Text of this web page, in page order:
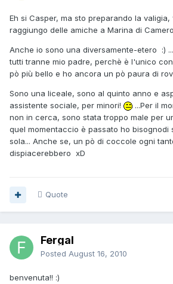
Eh si Casper, ma sto preparando la
raggiungo delle amiche a Marina di
Anche io sono una diversamente-etero :)
tutti tranne mio padre, perchè è l'unico
pò più bello e ho ancora un pò paura di
Sono una liceale, sono al quinto anno e
assistente sociale, per minori!
...Per il
non in cerca, sono stata troppo male per
quel momentaccio è passato ho
sola... Anche se, un pò di coccole ogni
dispiacerebbero xD
Quote
Fergal
Posted August 16, 2010
benvenuta!! :)